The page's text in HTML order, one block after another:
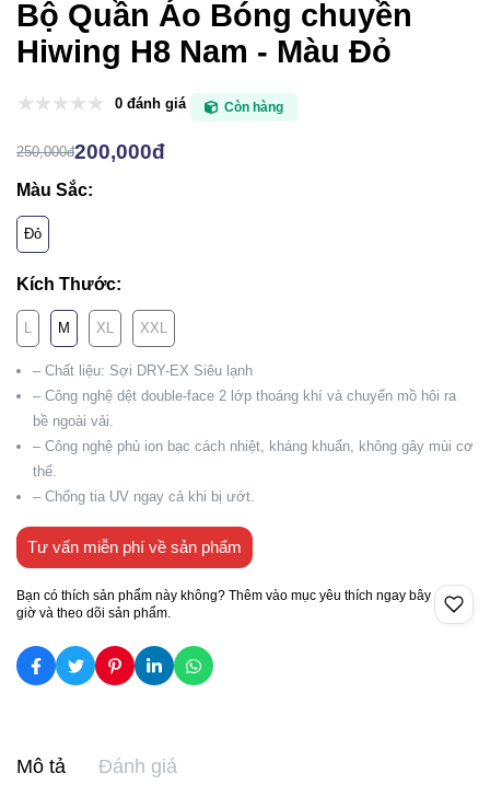
Bộ Quần Áo Bóng chuyền
Hiwing H8 Nam - Màu Đỏ
0 đánh giá Còn hàng
250,000đ200,000đ
Màu Sắc:
Đỏ
Kích Thước:
L M XL XXL
– Chất liệu: Sợi DRY-EX Siêu lạnh
– Công nghệ dệt double-face 2 lớp thoáng khí và chuyển mồ hôi ra
bề ngoài vải.
– Công nghệ phủ ion bạc cách nhiệt, kháng khuẩn, không gây mùi cơ
thể.
– Chống tia UV ngay cả khi bị ướt.
Tư vấn miễn phí về sản phẩm
Bạn có thích sản phẩm này không? Thêm vào mục yêu thích ngay bây
giờ và theo dõi sản phẩm.
Mô tả Đánh giá